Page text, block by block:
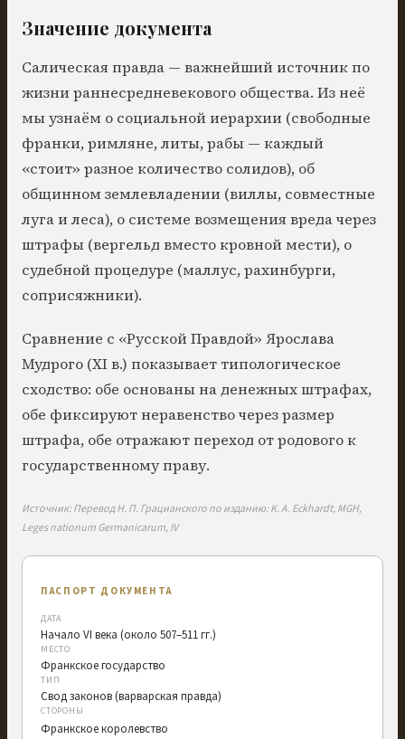
Значение документа
Салическая правда — важнейший источник по
жизни раннесредневекового общества. Из неё
мы узнаём о социальной иерархии (свободные
франки, римляне, литы, рабы — каждый
«стоит» разное количество солидов), об
общинном землевладении (виллы, совместные
луга и леса), о системе возмещения вреда через
штрафы (вергельд вместо кровной мести), о
судебной процедуре (маллус, рахинбурги,
соприсяжники).
Сравнение с «Русской Правдой» Ярослава
Мудрого (XI в.) показывает типологическое
сходство: обе основаны на денежных штрафах,
обе фиксируют неравенство через размер
штрафа, обе отражают переход от родового к
государственному праву.
Источник:Перевод Н. П. Грацианского по изданию: K. A. Eckhardt, MGH,
Leges nationum Germanicarum, IV
ПАСПОРТ ДОКУМЕНТА
ДАТА
Начало VI века (около 507–511 гг.)
МЕСТО
Франкское государство
ТИП
Свод законов (варварская правда)
СТОРОНЫ
Франкское королевство